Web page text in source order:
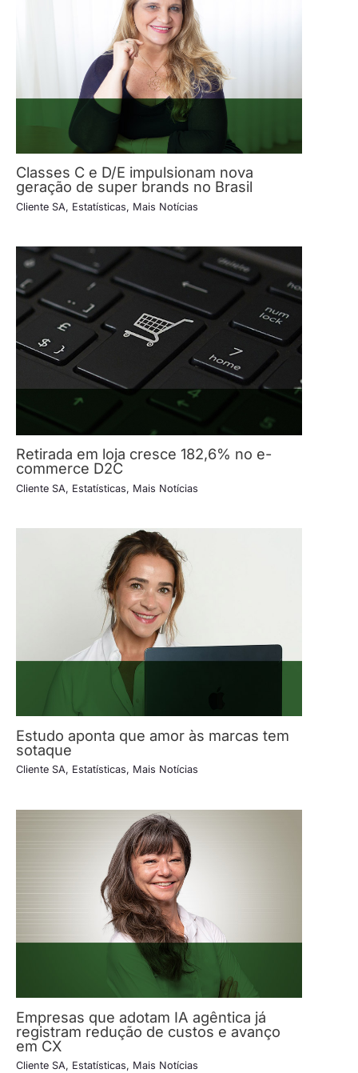
Classes C e D/E impulsionam nova
geração de super brands no Brasil
Cliente SA, Estatísticas, Mais Notícias
Retirada em loja cresce 182,6% no e-
commerce D2C
Cliente SA, Estatísticas, Mais Notícias
Estudo aponta que amor às marcas tem
sotaque
Cliente SA, Estatísticas, Mais Notícias
Empresas que adotam IA agêntica já
registram redução de custos e avanço
em CX
Cliente SA, Estatísticas, Mais Notícias